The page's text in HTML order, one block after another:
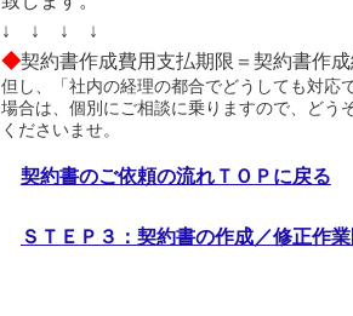
↓ ↓ ↓ ↓
◆契約書作成費用支払期限＝契約書作成
但し、「社内の経理の都合でどうしても対応
場合は、個別にご相談に乗りますので、どう
くださいませ。
契約書のご依頼の流れＴＯＰに戻る
ＳＴＥＰ３：契約書の作成／修正作